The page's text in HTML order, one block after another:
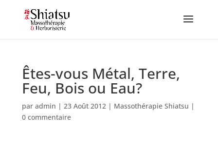
Êtes-vous Métal, Terre,
Feu, Bois ou Eau?
par admin | 23 Août 2012| Massothérapie Shiatsu |
0 commentaire